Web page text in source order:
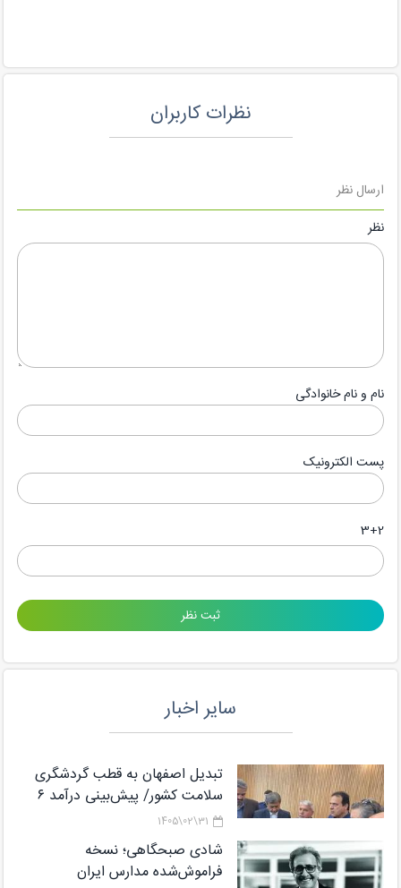
نظرات کاربران
ارسال نظر
نظر
نام و نام خانوادگی
پست الکترونیک
3+2
سایر اخبار
تبدیل اصفهان به قطب گردشگری
سلامت کشور/ پیش‌بینی درآمد ۶
میلیارد دلاری از گردشگری سلامت تا
پایان برنامه هفتم
31\02\1405
شادی صبحگاهی؛ نسخه
فراموش‌شده مدارس ایران